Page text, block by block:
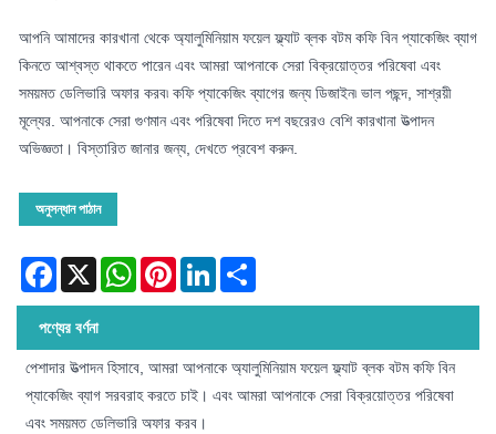
আপনি আমাদের কারখানা থেকে অ্যালুমিনিয়াম ফয়েল ফ্ল্যাট ব্লক বটম কফি বিন প্যাকেজিং ব্যাগ
কিনতে আশ্বস্ত থাকতে পারেন এবং আমরা আপনাকে সেরা বিক্রয়োত্তর পরিষেবা এবং
সময়মত ডেলিভারি অফার করব৷ কফি প্যাকেজিং ব্যাগের জন্য ডিজাইন৷ ভাল পছন্দ, সাশ্রয়ী
মূল্যের. আপনাকে সেরা গুণমান এবং পরিষেবা দিতে দশ বছরেরও বেশি কারখানা উত্পাদন
অভিজ্ঞতা। বিস্তারিত জানার জন্য, দেখতে প্রবেশ করুন.
অনুসন্ধান পাঠান
Facebook
X WhatsAppPinterestLinkedIn
পণ্যের বর্ণনা
পেশাদার উত্পাদন হিসাবে, আমরা আপনাকে অ্যালুমিনিয়াম ফয়েল ফ্ল্যাট ব্লক বটম কফি বিন
প্যাকেজিং ব্যাগ সরবরাহ করতে চাই। এবং আমরা আপনাকে সেরা বিক্রয়োত্তর পরিষেবা
এবং সময়মত ডেলিভারি অফার করব।